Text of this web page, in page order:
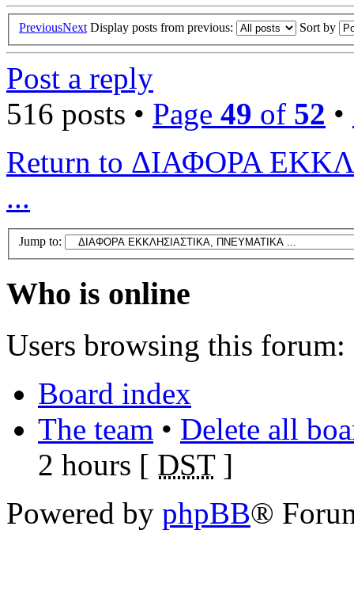
PreviousNext Display posts from previous: Sort by
Post a reply
516 posts • Page 49 of 52 •
Return to ΔΙΑΦΟΡΑ
...
Jump to:
Who is online
Users browsing this forum:
Board index
The team • Delete all
2 hours [ DST]
Powered by phpBB®